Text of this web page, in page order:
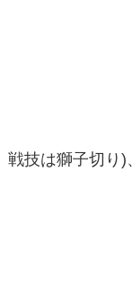
戦技は獅子切り